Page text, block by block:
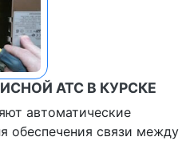
АТС В КУРСКЕ
автоматические
обеспечения связи между